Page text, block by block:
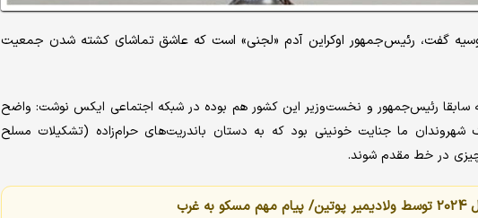
گفت، رئیس‌جمهور اوکراین آدم «لجنی» است که عاشق تماشای کشته شدن جمعیت
سابقا رئیس‌جمهور و نخست‌وزیر این کشور هم بوده در شبکه اجتماعی ایکس نوشت: واضح
ما جنایت خونینی بود که به دستان باندریت‌های حرام‌زاده (تشکیلات مسلح
چیزی در خط مقدم شوند.
به غرب